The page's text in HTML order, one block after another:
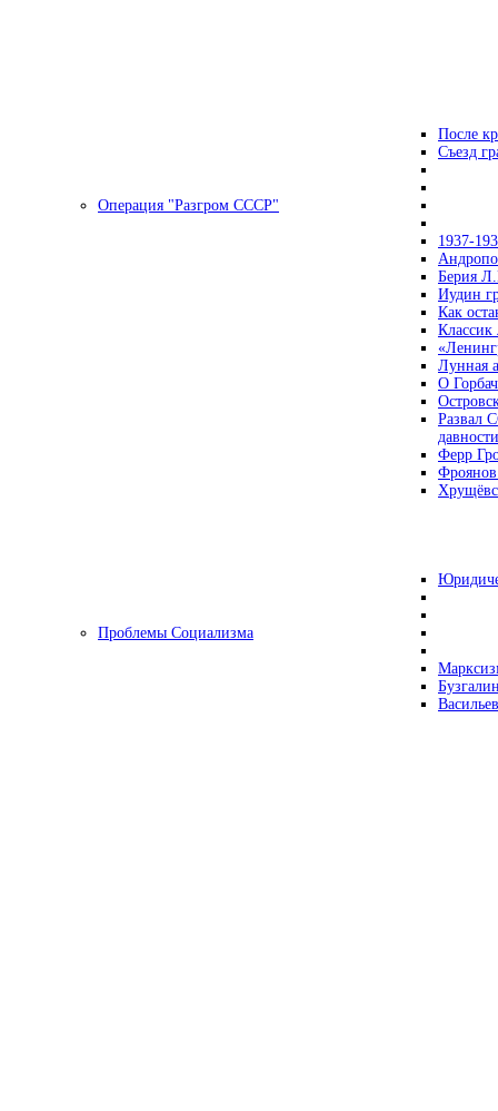
После
Съезд
Операция "Разгром СССР"
1937-
Берия
Иудин
Как
Лунная
О
Развал
давности
Ферр
Проблемы Социализма